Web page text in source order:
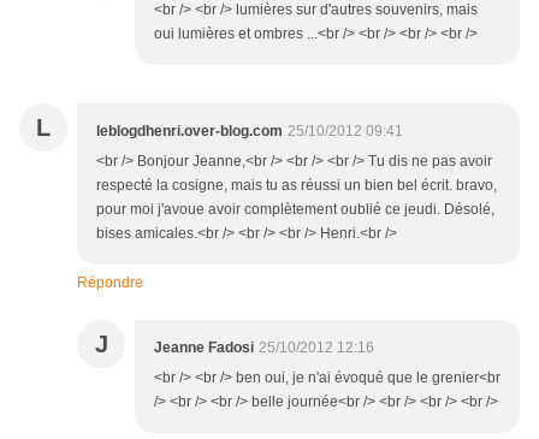
<br /> <br /> lumières sur d'autres souvenirs, mais
oui lumières et ombres ...<br /> <br /> <br /> <br />
L leblogdhenri.over-blog.com 25/10/2012 09:41
<br /> Bonjour Jeanne,<br /> <br /> <br /> Tu dis ne pas avoir
respecté la cosigne, mais tu as réussi un bien bel écrit. bravo,
pour moi j'avoue avoir complètement oublié ce jeudi. Désolé,
bises amicales.<br /> <br /> <br /> Henri.<br />
Répondre
J Jeanne Fadosi 25/10/2012 12:16
<br /> <br /> ben oui, je n'ai évoqué que le grenier<br
/> <br /> <br /> belle journée<br /> <br /> <br /> <br />